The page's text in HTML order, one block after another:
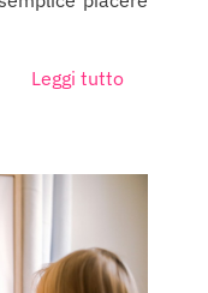
Leggi tutto